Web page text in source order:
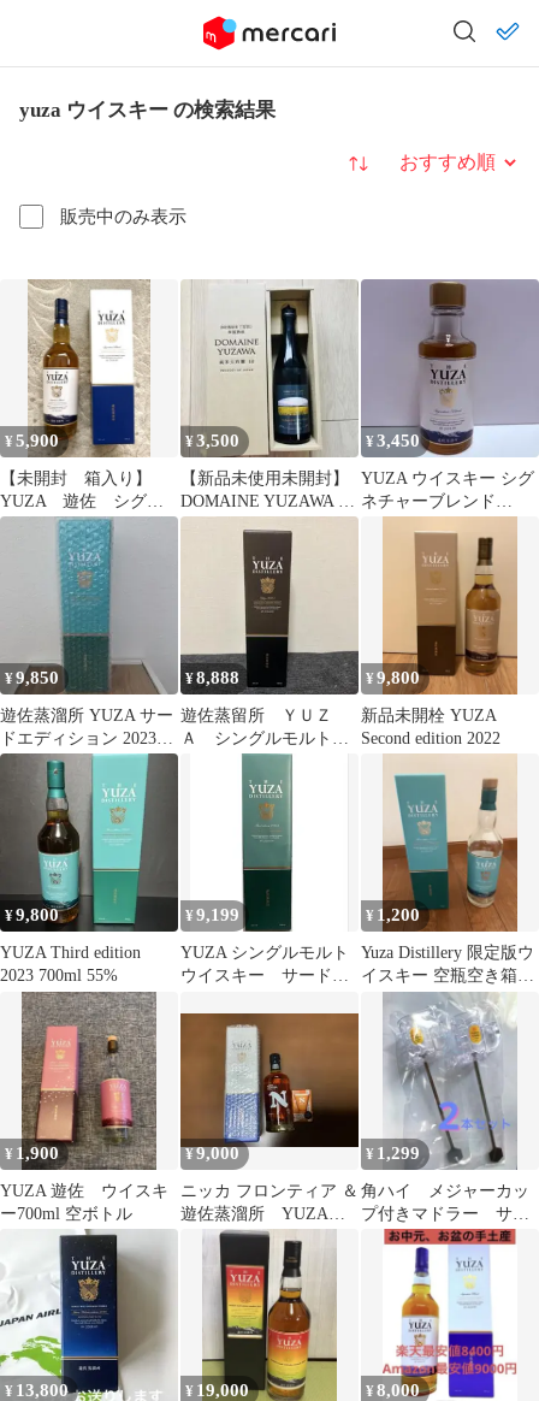
yuza ウイスキー の検索結果
販売中のみ表示
並び替え
¥5,900
【未開封 箱入り】
YUZA 遊佐 シグネ
チャーブレンド ジャ
パニーズウイスキー
¥3,500
【新品未使用未開封】
DOMAINE YUZAWA 純
米大吟醸 40 720ml
¥3,450
YUZA ウイスキー シグ
ネチャーブレンド
¥9,850
遊佐蒸溜所 YUZA サー
ドエディション 2023
55％ 700ml
¥8,888
遊佐蒸留所 ＹＵＺ
Ａ シングルモルト
2023 700ml 51%
¥9,800
新品未開栓 YUZA
Second edition 2022
¥9,800
YUZA Third edition
2023 700ml 55%
¥ 9,199
YUZA シングルモルト
ウイスキー サードエ
¥ 1,200
Yuza Distillery 限定版ウ
イスキー 空瓶空き箱の
¥ 1,900
YUZA 遊佐 ウイスキ
ー700ml 空ボトル
¥9,000
ニッカ フロンティア ＆
遊佐蒸溜所 YUZAシ
グネチャーブレンド箱
¥ 1,299
角ハイ メジャーカッ
プ付きマドラー サン
トリーウイスキー
¥ 13,800 ¥ 19,000 ¥8,000